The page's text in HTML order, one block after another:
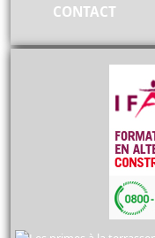
CONTACT